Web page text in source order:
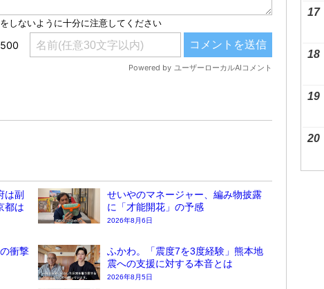
は副
都は
せいやのマネージャー、編み物披露
に「才能開花」の予感
2026年8月6日
衝撃
ふかわ。「震度7を3度経験」熊本地
震への支援に対する本音とは
2026年8月5日
17
18
19
20